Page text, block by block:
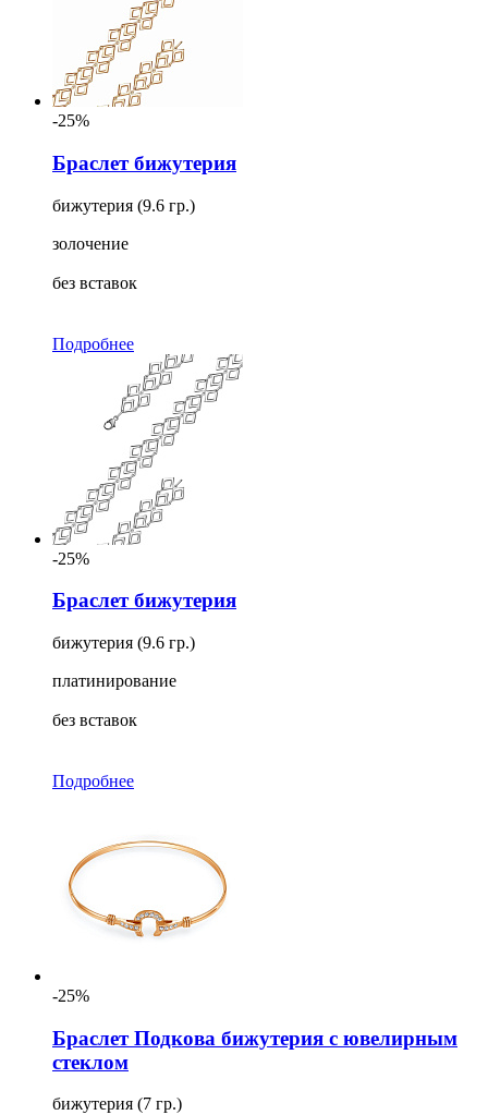
-25%
Браслет бижутерия
бижутерия (9.6 гр.)
золочение
без вставок
Подробнее
-25%
Браслет бижутерия
бижутерия (9.6 гр.)
платинирование
без вставок
Подробнее
-25%
Браслет Подкова бижутерия с ювелирным
стеклом
бижутерия (7 гр.)